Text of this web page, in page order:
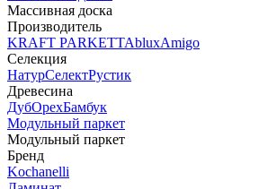
Массивная доска
Производитель
KRAFT PARKETTAbluxAmigo
Селекция
НатурСелектРустик
Древесина
ДубОрехБамбук
Модульный паркет
Модульный паркет
Бренд
Kochanelli